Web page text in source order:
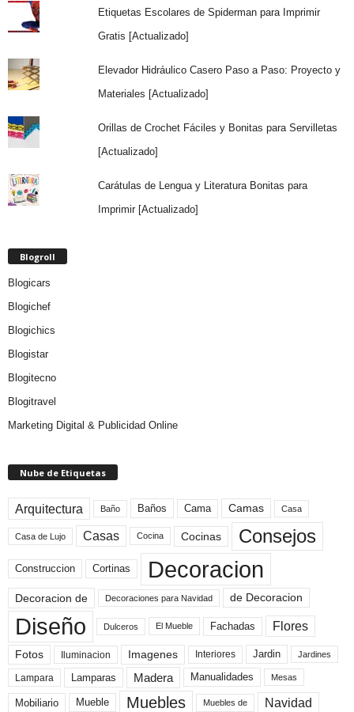
Etiquetas Escolares de Spiderman para Imprimir
Gratis [Actualizado]
Elevador Hidráulico Casero Paso a Paso: Proyecto y
Materiales [Actualizado]
Orillas de Crochet Fáciles y Bonitas para Servilletas
[Actualizado]
Carátulas de Lengua y Literatura Bonitas para
Imprimir [Actualizado]
Blogroll
Blogicars
Blogichef
Blogichics
Blogistar
Blogitecno
Blogitravel
Marketing Digital & Publicidad Online
Nube de Etiquetas
Arquitectura Baño Baños Cama Camas Casa
Casa de Lujo Casas Cocina Cocinas Consejos
Construccion Cortinas Decoracion
Decoracion de Decoraciones para Navidad de Decoracion
Diseño Dulceros El Mueble Fachadas Flores
Fotos Iluminacion Imagenes Interiores Jardin Jardines
Lampara Lamparas Madera Manualidades Mesas
Mobiliario Mueble Muebles Muebles de Navidad